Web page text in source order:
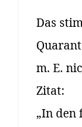
Das
m. E.
Zitat:
„In den